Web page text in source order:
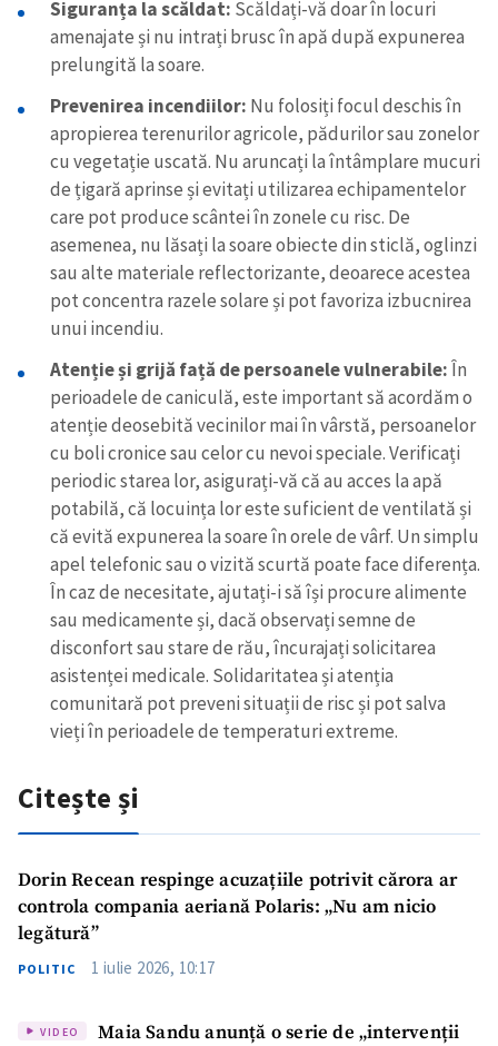
Siguranța la scăldat: Scăldați-vă doar în locuri
amenajate și nu intrați brusc în apă după expunerea
prelungită la soare.
Prevenirea incendiilor: Nu folosiți focul deschis în
apropierea terenurilor agricole, pădurilor sau zonelor
cu vegetație uscată. Nu aruncați la întâmplare mucuri
de țigară aprinse și evitați utilizarea echipamentelor
care pot produce scântei în zonele cu risc. De
asemenea, nu lăsați la soare obiecte din sticlă, oglinzi
sau alte materiale reflectorizante, deoarece acestea
pot concentra razele solare și pot favoriza izbucnirea
unui incendiu.
Atenție și grijă față de persoanele vulnerabile:În
perioadele de caniculă, este important să acordăm o
atenție deosebită vecinilor mai în vârstă, persoanelor
cu boli cronice sau celor cu nevoi speciale. Verificați
periodic starea lor, asigurați-vă că au acces la apă
potabilă, că locuința lor este suficient de ventilată și
că evită expunerea la soare în orele de vârf. Un simplu
apel telefonic sau o vizită scurtă poate face diferența.
În caz de necesitate, ajutați-i să își procure alimente
sau medicamente și, dacă observați semne de
disconfort sau stare de rău, încurajați solicitarea
asistenței medicale. Solidaritatea și atenția
comunitară pot preveni situații de risc și pot salva
vieți în perioadele de temperaturi extreme.
Citește și
Dorin Recean respinge acuzațiile potrivit cărora ar
controla compania aeriană Polaris: „Nu am nicio
legătură”
POLITIC 1 iulie 2026, 10:17
VIDEO
Maia Sandu anunță o serie de „intervenții